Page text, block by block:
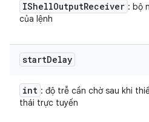
IShellOutputReceiver : bộ
của lệnh
startDelay
int : độ trễ cần chờ sau khi
thái trực tuyến